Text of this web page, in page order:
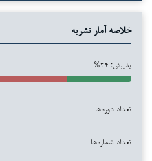
خلاصه آمار نشریه
پذیرش: ۲۴%
تعداد دوره‌ها
تعداد شماره‌ها